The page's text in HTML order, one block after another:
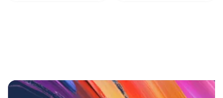
salėse, laisvalaikio
plovikliais. Dažai gali